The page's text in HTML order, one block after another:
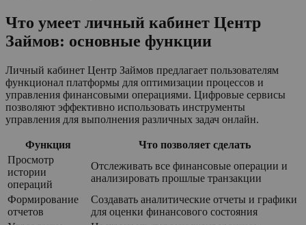
Что умеет личный кабинет Центр
Займов: основные функции
Личный кабинет Центр Займов предлагает пользователям
функционал платформы для оптимизации процессов и
управления финансовыми операциями. Цифровые сервисы
позволяют эффективно использовать инструменты
управления для выполнения различных задач онлайн.
Функция
Что позволяет сделать
Просмотр
истории
операций
Отслеживать все финансовые операции и
анализировать прошлые транзакции
Формирование
отчетов
Создавать аналитические отчеты и графики
для оценки финансового состояния